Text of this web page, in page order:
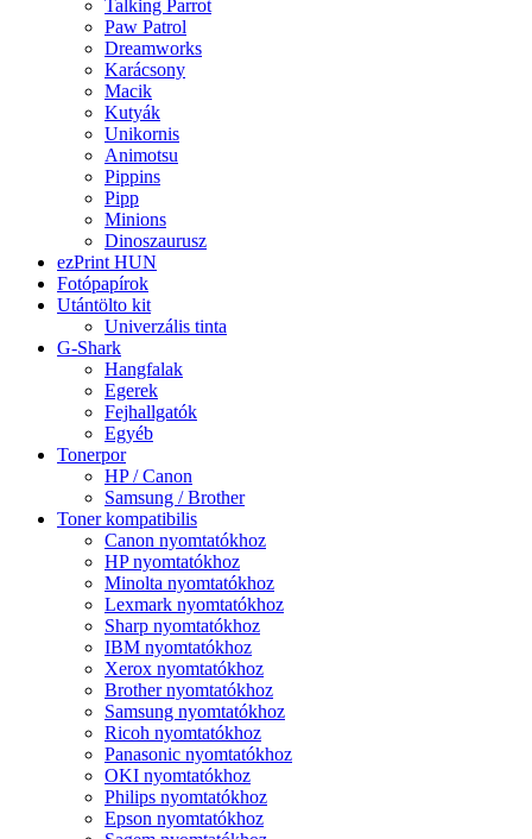
Talking Parrot
Paw Patrol
Dreamworks
Karácsony
Macik
Kutyák
Unikornis
Animotsu
Pippins
Pipp
Minions
Dinoszaurusz
ezPrint HUN
Fotópapírok
Utántölto kit
Univerzális tinta
G-Shark
Hangfalak
Egerek
Fejhallgatók
Egyéb
Tonerpor
HP / Canon
Samsung / Brother
Toner kompatibilis
Canon nyomtatókhoz
HP nyomtatókhoz
Minolta nyomtatókhoz
Lexmark nyomtatókhoz
Sharp nyomtatókhoz
IBM nyomtatókhoz
Xerox nyomtatókhoz
Brother nyomtatókhoz
Samsung nyomtatókhoz
Ricoh nyomtatókhoz
Panasonic nyomtatókhoz
OKI nyomtatókhoz
Philips nyomtatókhoz
Epson nyomtatókhoz